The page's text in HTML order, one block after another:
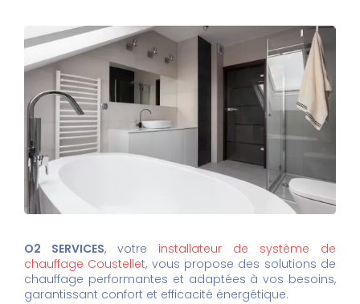
O2 SERVICES, votre installateur de système de
chauffage Coustellet, vous propose des solutions de
chauffage performantes et adaptées à vos besoins,
garantissant confort et efficacité énergétique.